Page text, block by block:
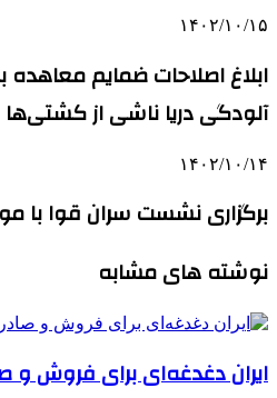
۱۴۰۲/۱۰/۱۵
ابلاغ اصلاحات ضمایم معاهده
آلودگی دریا ناشی از کشتی‌ها
۱۴۰۲/۱۰/۱۴
برگزاری نشست سران قوا با
نوشته های مشابه
ایران دغدغه‌ای برای فروش و